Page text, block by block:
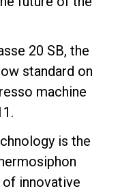
20 SB, the
standard on
machine
is the
innovative